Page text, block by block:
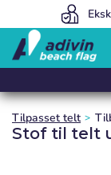
Vores
Tilpasset telt
Stof til telt